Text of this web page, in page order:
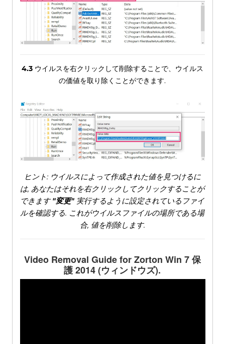
4.3ウイルスを右クリックして削除することで、ウイルス
の価値を取り除くことができます.
ヒント: ウイルスによって作成された値を見つけるに
は, あなたはそれを右クリックしてクリックすることが
できます"変更" 実行するように設定されているファイ
ルを確認する. これがウイルスファイルの場所である場
合, 値を削除します.
Video Removal Guide for Zorton Win 7 保
護 2014 (ウィンドウズ).